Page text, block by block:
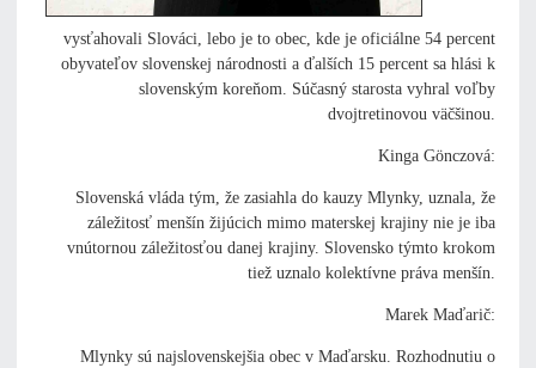
vysťahovali Slováci, lebo je to obec, kde je oficiálne 54 percent
obyvateľov slovenskej národnosti a ďalších 15 percent sa hlási k
slovenským koreňom. Súčasný starosta vyhral voľby
dvojtretinovou väčšinou.
Kinga Gönczová:
Slovenská vláda tým, že zasiahla do kauzy Mlynky, uznala, že
záležitosť menšín žijúcich mimo materskej krajiny nie je iba
vnútornou záležitosťou danej krajiny. Slovensko týmto krokom
tiež uznalo kolektívne práva menšín.
Marek Maďarič:
Mlynky sú najslovenskejšia obec v Maďarsku. Rozhodnutiu o